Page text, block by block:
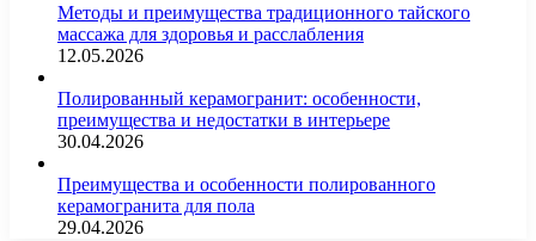
Методы и преимущества традиционного тайского
массажа для здоровья и расслабления
12.05.2026
Полированный керамогранит: особенности,
преимущества и недостатки в интерьере
30.04.2026
Преимущества и особенности полированного
керамогранита для пола
29.04.2026